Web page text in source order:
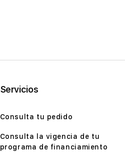
Servicios
Consulta tu pedido
Consulta la vigencia de tu
programa de financiamiento